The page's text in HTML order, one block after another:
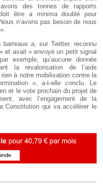
des tonnes de rapports
être a minimadoublé pour
n’avons pas besoin de nous
a, sur Twitter, reconnu
et avait « envoyé un petit signal
exemple, qu’aucune donnée
la revalorisation de l’aide
à notre mobilisation contre la
», a-t-elle conclu. Le
et le vote prochain du projet de
avec l’engagement de la
Constitution qui va accélérer le